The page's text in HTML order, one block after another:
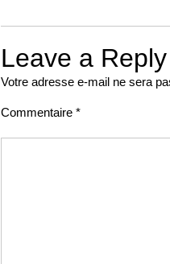
Leave a Reply
Votre adresse e-mail ne sera
Commentaire *